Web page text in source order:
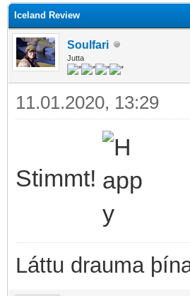
Iceland Review
Soulfari
Jutta
11.01.2020, 13:29
Stimmt!
Láttu drauma